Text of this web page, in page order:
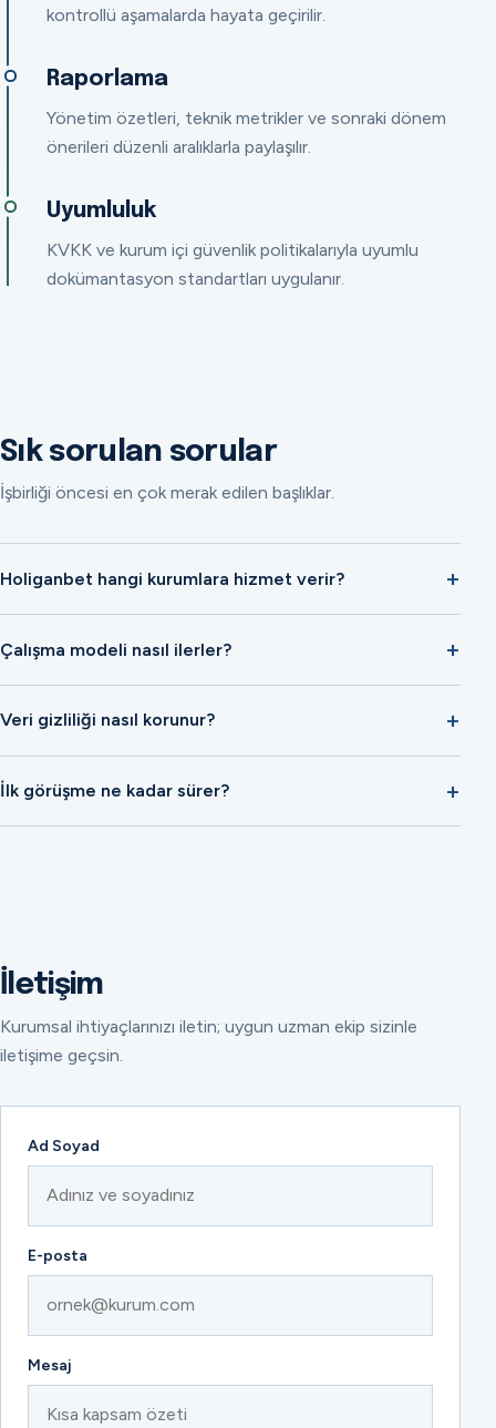
kontrollü aşamalarda hayata geçirilir.
Raporlama
Yönetim özetleri, teknik metrikler ve sonraki dönem
önerileri düzenli aralıklarla paylaşılır.
Uyumluluk
KVKK ve kurum içi güvenlik politikalarıyla uyumlu
dokümantasyon standartları uygulanır.
Sık sorulan sorular
İşbirliği öncesi en çok merak edilen başlıklar.
Holiganbet hangi kurumlara hizmet verir?
Çalışma modeli nasıl ilerler?
Veri gizliliği nasıl korunur?
İlk görüşme ne kadar sürer?
İletişim
Kurumsal ihtiyaçlarınızı iletin; uygun uzman ekip sizinle
iletişime geçsin.
Ad Soyad
E-posta
Mesaj